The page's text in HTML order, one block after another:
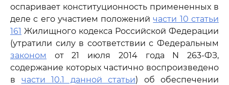
оспаривает конституционность примененных в
деле с его участием положенийчасти 10 статьи
161 Жилищного кодекса Российской Федерации
(утратили силу в соответствии с Федеральным
законом
от 21 июля 2014 года N 263-ФЗ,
содержание которых частично воспроизведено
в части 10.1 данной статьи) об обеспечении